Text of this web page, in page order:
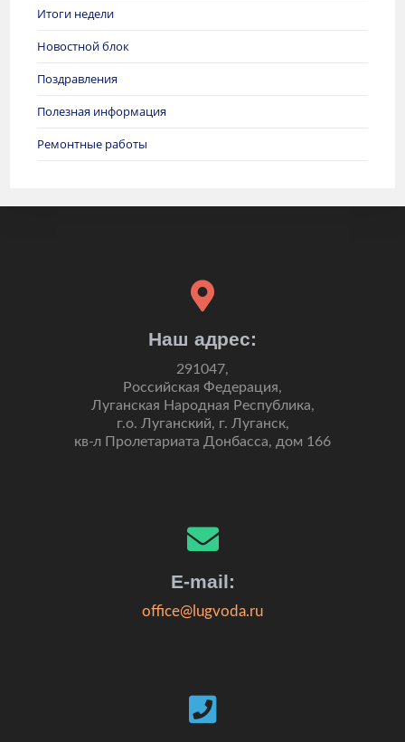
Итоги недели
Новостной блок
Поздравления
Полезная информация
Ремонтные работы
Наш адрес:
291047,
Российская Федерация,
Луганская Народная Республика,
г.о. Луганский, г. Луганск,
кв-л Пролетариата Донбасса, дом 166
E-mail:
office@lugvoda.ru